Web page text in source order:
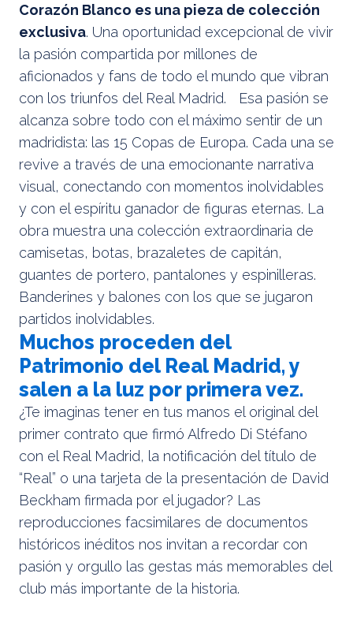
Corazón Blanco es una pieza de colección
exclusiva. Una oportunidad excepcional de vivir
la pasión compartida por millones de
aficionados y fans de todo el mundo que vibran
con los triunfos del Real Madrid. Esa pasión se
alcanza sobre todo con el máximo sentir de un
madridista: las 15 Copas de Europa. Cada una se
revive a través de una emocionante narrativa
visual, conectando con momentos inolvidables
y con el espíritu ganador de figuras eternas. La
obra muestra una colección extraordinaria de
camisetas, botas, brazaletes de capitán,
guantes de portero, pantalones y espinilleras.
Banderines y balones con los que se jugaron
partidos inolvidables.
Muchos proceden del
Patrimonio del Real Madrid, y
salen a la luz por primera vez.
¿Te imaginas tener en tus manos el original del
primer contrato que firmó Alfredo Di Stéfano
con el Real Madrid, la notificación del título de
“Real” o una tarjeta de la presentación de David
Beckham firmada por el jugador? Las
reproducciones facsimilares de documentos
históricos inéditos nos invitan a recordar con
pasión y orgullo las gestas más memorables del
club más importante de la historia.